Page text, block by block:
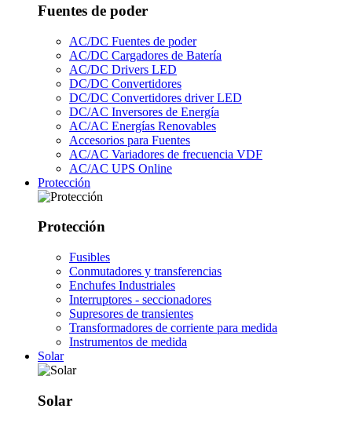
Fuentes de poder
AC/DC Fuentes de poder
AC/DC Cargadores de Batería
AC/DC Drivers LED
DC/DC Convertidores
DC/DC Convertidores driver LED
DC/AC Inversores de Energía
AC/AC Energías Renovables
Accesorios para Fuentes
AC/AC Variadores de frecuencia VDF
AC/AC UPS Online
Protección
Protección
Fusibles
Conmutadores y transferencias
Enchufes Industriales
Interruptores - seccionadores
Supresores de transientes
Transformadores de corriente para medida
Instrumentos de medida
Solar
Solar